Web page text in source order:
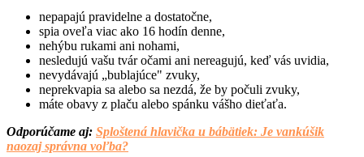
nepapajú pravidelne a dostatočne,
spia oveľa viac ako 16 hodín denne,
nehýbu rukami ani nohami,
nesledujú vašu tvár očami ani nereagujú, keď vás uvidia,
nevydávajú „bublajúce" zvuky,
neprekvapia sa alebo sa nezdá, že by počuli zvuky,
máte obavy z plaču alebo spánku vášho dieťaťa.
Odporúčame aj: Sploštená hlavička u bábätiek: Je vankúšik
naozaj správna voľba?